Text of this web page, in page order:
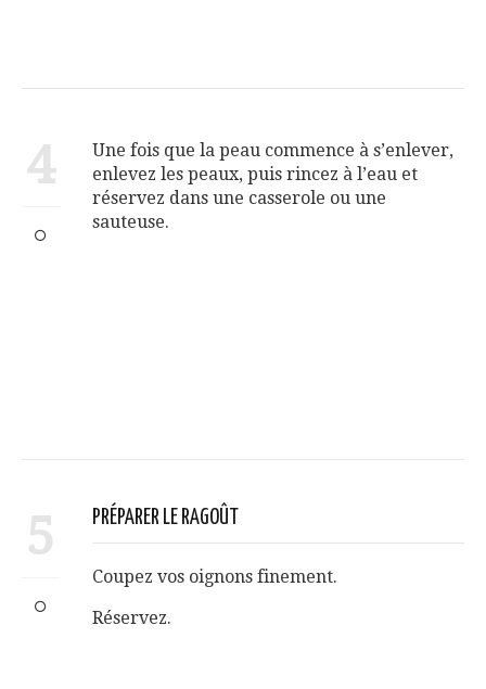
4
Une fois que la peau commence à s’enlever,
enlevez les peaux, puis rincez à l’eau et
réservez dans une casserole ou une
sauteuse.
5 PRÉPARER LE RAGOÛT
Coupez vos oignons finement.
Réservez.